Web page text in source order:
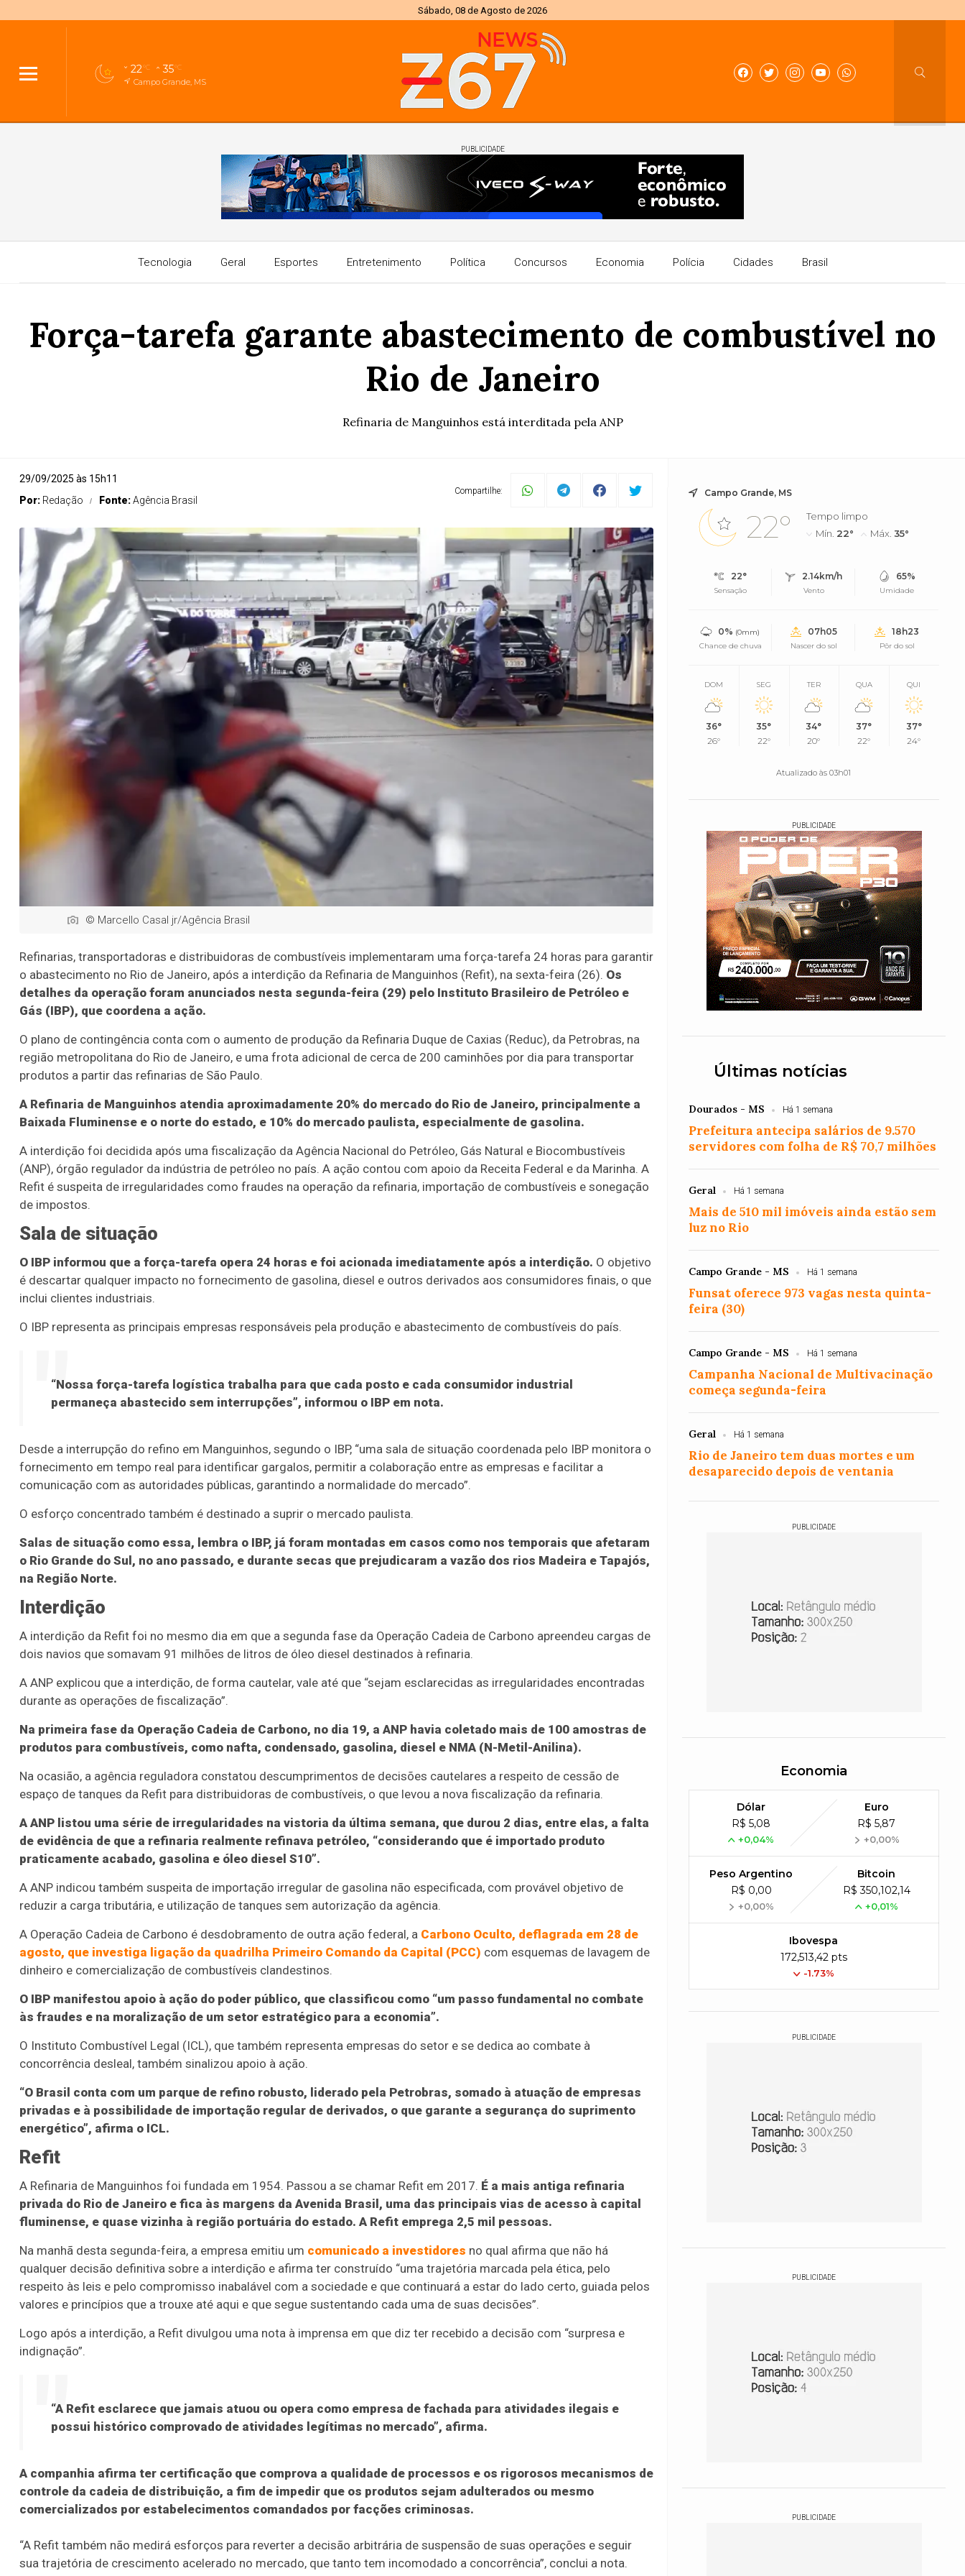
Sábado, 08 de Agosto de 2026
22°C 35°C
Campo Grande, MS
PUBLICIDADE
Tecnologia Geral Esportes Entretenimento Política Concursos Economia Polícia Cidades Brasil
Força-tarefa garante abastecimento de combustível no
Rio de Janeiro
Refinaria de Manguinhos está interditada pela ANP
29/09/2025 às 15h11
Por: Redação Fonte:Agência Brasil
Compartilhe:
© Marcello Casal jr/Agência Brasil
Refinarias, transportadoras e distribuidoras de combustíveis implementaram uma força-tarefa 24 horas para garantir
o abastecimento no Rio de Janeiro, após a interdição da Refinaria de Manguinhos (Refit), na sexta-feira (26). Os
detalhes da operação foram anunciados nesta segunda-feira (29) pelo Instituto Brasileiro de Petróleo e
Gás (IBP), que coordena a ação.
O plano de contingência conta com o aumento de produção da Refinaria Duque de Caxias (Reduc), da Petrobras, na
região metropolitana do Rio de Janeiro, e uma frota adicional de cerca de 200 caminhões por dia para transportar
produtos a partir das refinarias de São Paulo.
A Refinaria de Manguinhos atendia aproximadamente 20% do mercado do Rio de Janeiro, principalmente a
Baixada Fluminense e o norte do estado, e 10% do mercado paulista, especialmente de gasolina.
A interdição foi decidida após uma fiscalização da Agência Nacional do Petróleo, Gás Natural e Biocombustíveis
(ANP), órgão regulador da indústria de petróleo no país. A ação contou com apoio da Receita Federal e da Marinha. A
Refit é suspeita de irregularidades como fraudes na operação da refinaria, importação de combustíveis e sonegação
de impostos.
Sala de situação
O IBP informou que a força-tarefa opera 24 horas e foi acionada imediatamente após a interdição. O objetivo
é descartar qualquer impacto no fornecimento de gasolina, diesel e outros derivados aos consumidores finais, o que
inclui clientes industriais.
O IBP representa as principais empresas responsáveis pela produção e abastecimento de combustíveis do país.
“Nossa força-tarefa logística trabalha para que cada posto e cada consumidor industrial
permaneça abastecido sem interrupções”, informou o IBP em nota.
Desde a interrupção do refino em Manguinhos, segundo o IBP, “uma sala de situação coordenada pelo IBP monitora o
fornecimento em tempo real para identificar gargalos, permitir a colaboração entre as empresas e facilitar a
comunicação com as autoridades públicas, garantindo a normalidade do mercado”.
O esforço concentrado também é destinado a suprir o mercado paulista.
Salas de situação como essa, lembra o IBP, já foram montadas em casos como nos temporais que afetaram
o Rio Grande do Sul, no ano passado, e durante secas que prejudicaram a vazão dos rios Madeira e Tapajós,
na Região Norte.
Interdição
A interdição da Refit foi no mesmo dia em que a segunda fase da Operação Cadeia de Carbono apreendeu cargas de
dois navios que somavam 91 milhões de litros de óleo diesel destinados à refinaria.
A ANP explicou que a interdição, de forma cautelar, vale até que “sejam esclarecidas as irregularidades encontradas
durante as operações de fiscalização”.
Na primeira fase da Operação Cadeia de Carbono, no dia 19, a ANP havia coletado mais de 100 amostras de
produtos para combustíveis, como nafta, condensado, gasolina, diesel e NMA (N-Metil-Anilina).
Na ocasião, a agência reguladora constatou descumprimentos de decisões cautelares a respeito de cessão de
espaço de tanques da Refit para distribuidoras de combustíveis, o que levou a nova fiscalização da refinaria.
A ANP listou uma série de irregularidades na vistoria da última semana, que durou 2 dias, entre elas, a falta
de evidência de que a refinaria realmente refinava petróleo, “considerando que é importado produto
praticamente acabado, gasolina e óleo diesel S10”.
A ANP indicou também suspeita de importação irregular de gasolina não especificada, com provável objetivo de
reduzir a carga tributária, e utilização de tanques sem autorização da agência.
A Operação Cadeia de Carbono é desdobramento de outra ação federal, a Carbono Oculto, deflagrada em 28 de
agosto, que investiga ligação da quadrilha Primeiro Comando da Capital (PCC) com esquemas de lavagem de
dinheiro e comercialização de combustíveis clandestinos.
O IBP manifestou apoio à ação do poder público, que classificou como “um passo fundamental no combate
às fraudes e na moralização de um setor estratégico para a economia”.
O Instituto Combustível Legal (ICL), que também representa empresas do setor e se dedica ao combate à
concorrência desleal, também sinalizou apoio à ação.
“O Brasil conta com um parque de refino robusto, liderado pela Petrobras, somado à atuação de empresas
privadas e à possibilidade de importação regular de derivados, o que garante a segurança do suprimento
energético”, afirma o ICL.
Refit
A Refinaria de Manguinhos foi fundada em 1954. Passou a se chamar Refit em 2017. É a mais antiga refinaria
privada do Rio de Janeiro e fica às margens da Avenida Brasil, uma das principais vias de acesso à capital
fluminense, e quase vizinha à região portuária do estado. A Refit emprega 2,5 mil pessoas.
Na manhã desta segunda-feira, a empresa emitiu um comunicado a investidores no qual afirma que não há
qualquer decisão definitiva sobre a interdição e afirma ter construído “uma trajetória marcada pela ética, pelo
respeito às leis e pelo compromisso inabalável com a sociedade e que continuará a estar do lado certo, guiada pelos
valores e princípios que a trouxe até aqui e que segue sustentando cada uma de suas decisões”.
Logo após a interdição, a Refit divulgou uma nota à imprensa em que diz ter recebido a decisão com “surpresa e
indignação”.
“A Refit esclarece que jamais atuou ou opera como empresa de fachada para atividades ilegais e
possui histórico comprovado de atividades legítimas no mercado”, afirma.
A companhia afirma ter certificação que comprova a qualidade de processos e os rigorosos mecanismos de
controle da cadeia de distribuição, a fim de impedir que os produtos sejam adulterados ou mesmo
comercializados por estabelecimentos comandados por facções criminosas.
“A Refit também não medirá esforços para reverter a decisão arbitrária de suspensão de suas operações e seguir
sua trajetória de crescimento acelerado no mercado, que tanto tem incomodado a concorrência”, conclui a nota.
Campo Grande, MS
22°
Tempo limpo
Mín. 22° Máx.35°
22°
Sensação
2.14km/h
Vento
65%
Umidade
0% (0mm)
Chance de chuva
07h05
Nascer do sol
18h23
Pôr do sol
DOM
36°
26°
SEG
35°
22°
TER
34°
20°
QUA
37°
22°
QUI
37°
24°
Atualizado às 03h01
PUBLICIDADE
Últimas notícias
Dourados - MS Há 1 semana
Prefeitura antecipa salários de 9.570
servidores com folha de R$ 70,7 milhões
Geral Há 1 semana
Mais de 510 mil imóveis ainda estão sem
luz no Rio
Campo Grande - MS Há 1 semana
Funsat oferece 973 vagas nesta quinta-
feira (30)
Campo Grande - MS Há 1 semana
Campanha Nacional de Multivacinação
começa segunda-feira
Geral Há 1 semana
Rio de Janeiro tem duas mortes e um
desaparecido depois de ventania
PUBLICIDADE
Economia
Dólar
R$ 5,08
+0,04%
Euro
R$ 5,87
+0,00%
Peso Argentino
R$ 0,00
+0,00%
Bitcoin
R$ 350,102,14
+0,01%
Ibovespa
172,513,42 pts
-1.73%
PUBLICIDADE
PUBLICIDADE
PUBLICIDADE